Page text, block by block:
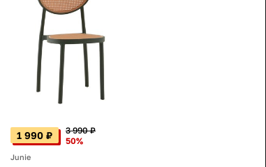
1 990 ₽
3 990 ₽
50%
Junie